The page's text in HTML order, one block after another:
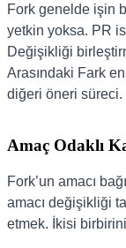
Fork genelde işin
yetkin yoksa. PR
Değişikliği
Arasındaki Fark
diğeri öneri süreci.
Amaç Odaklı
Fork’un amacı
amacı değişikliği
etmek. İkisi